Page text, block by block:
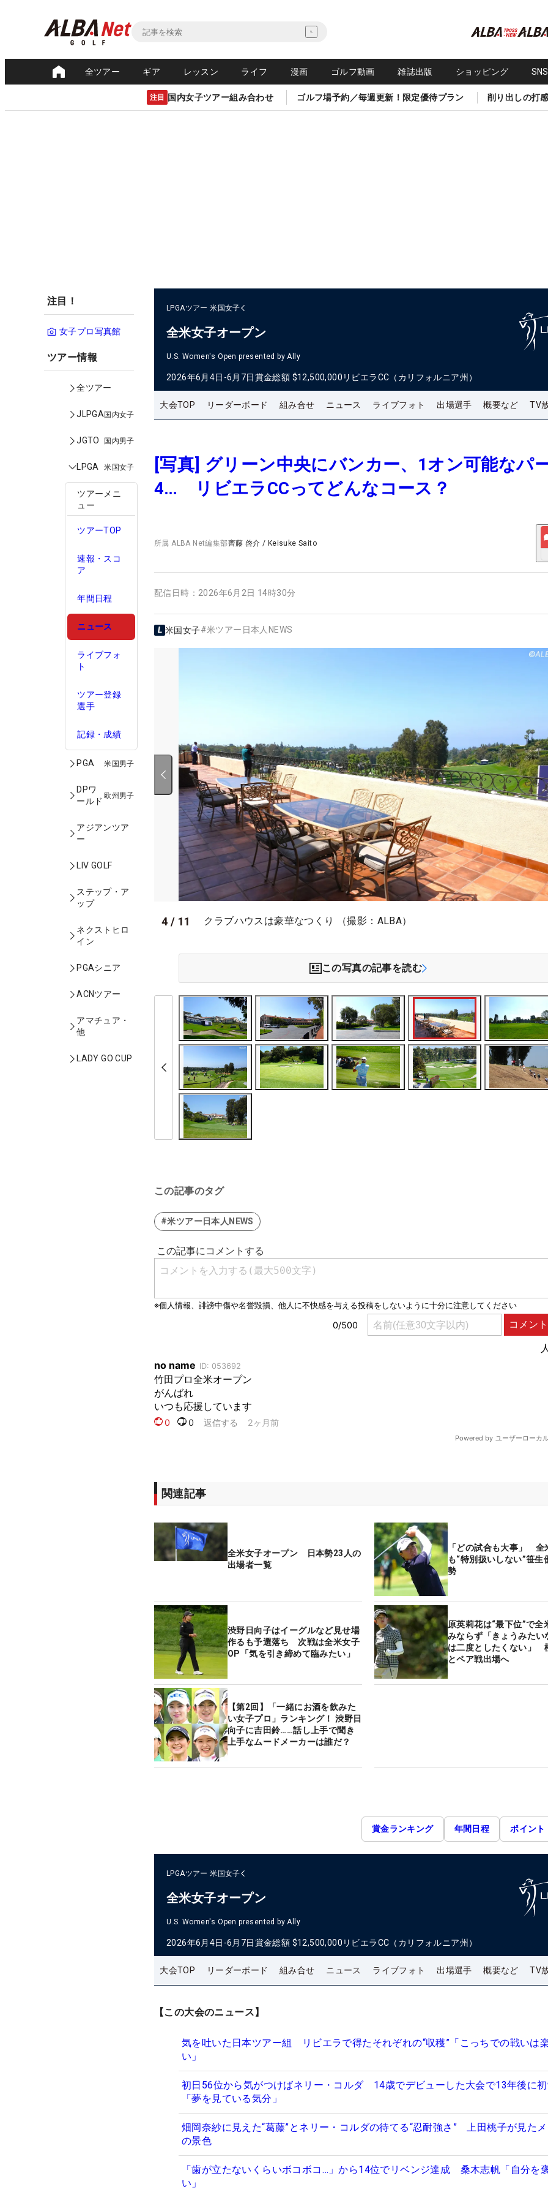
全ツアー ギア レッスン ライフ 漫画 ゴルフ動画 雑誌出版 ショッピング
注目 国内女子ツアー組み合わせ ゴルフ場予約／毎週更新！限定優待プラン 削り出しの打
注目！
女子プロ写真館
ツアー情報
全ツアー
JLPGA国内女子
JGTO 国内男子
LPGA 米国女子
ツアーメニ
ュー
ツアーTOP
速報・スコ
ア
年間日程
ニュース
ライブフォ
ト
ツアー登録
選手
記録・成績
PGA 米国男子
DPワ
ールド
欧州男子
アジアンツア
ー
LIV GOLF
ステップ・ア
ップ
ネクストヒロ
イン
PGAシニア
ACNツアー
アマチュア・
他
LADY GO CUP
LPGAツアー 米国女子
全米女子オープン
U.S. Women's Open presented by Ally
2026年6月4日-6月7日賞金総額 $12,500,000 リビエラCC（カリフォルニア州）
大会TOP リーダーボード 組み合せ ニュース ライブフォト 出場選手 概要など TV
[写真] グリーン中央にバンカー、1オン可能なパ
4… リビエラCCってどんなコース？
所属ALBA Net編集部齊藤 啓介 / Keisuke Saito
配信日時： 2026年6月2日 14時30分
米国女子#米ツアー日本人NEWS
4 / 11 クラブハウスは豪華なつくり （撮影：ALBA）
この写真の記事を読む
この記事のタグ
#米ツアー日本人NEWS
関連記事
全米女子オープン 日本勢23人の
出場者一覧
「どの試合も大事」 全
も“特別扱いしない”笹生
勢
渋野日向子はイーグルなど見せ場
作るも予選落ち 次戦は全米女子
OP「気を引き締めて臨みたい」
原英莉花は“最下位”で全
みならず「きょうみたい
は二度としたくない」
とペア戦出場へ
【第2回】「一緒にお酒を飲みた
い女子プロ」ランキング！ 渋野日
向子に吉田鈴……話し上手で聞き
上手なムードメーカーは誰だ？
賞金ランキング 年間日程 ポイント
LPGAツアー 米国女子
全米女子オープン
U.S. Women's Open presented by Ally
2026年6月4日-6月7日賞金総額 $12,500,000 リビエラCC（カリフォルニア州）
大会TOP リーダーボード 組み合せ ニュース ライブフォト 出場選手 概要など TV
【この大会のニュース】
気を吐いた日本ツアー組 リビエラで得たそれぞれの“収穫”「こっちでの戦いは
い」
初日56位から気がつけばネリー・コルダ 14歳でデビューした大会で13年後に
「夢を見ている気分」
畑岡奈紗に見えた“葛藤”とネリー・コルダの待てる“忍耐強さ” 上田桃子が見た
の景色
「歯が立たないくらいボコボコ…」から14位でリベンジ達成 桑木志帆「自分を
い」